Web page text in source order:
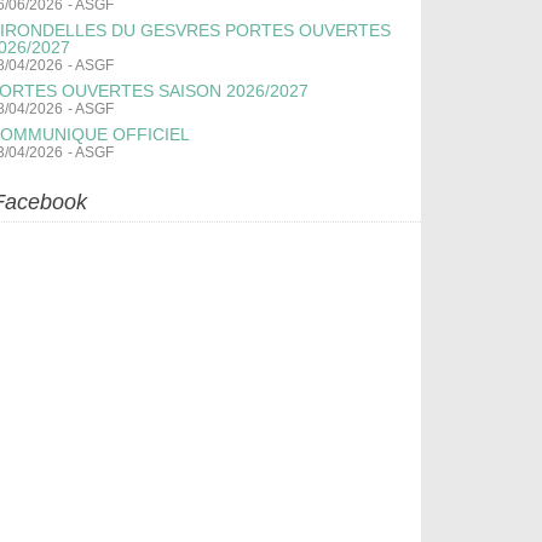
06/2026 -ASGF
DU GESVRES PORTES OUVERTES
2027
04/2026 -ASGF
OUVERTES SAISON 2026/2027
04/2026 -ASGF
OFFICIEL
04/2026 -ASGF